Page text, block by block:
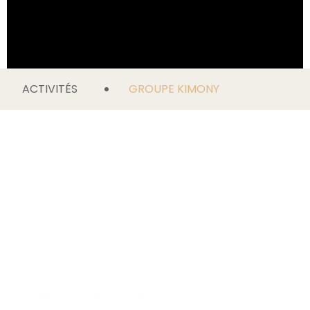
ACTIVITÉS GROUPE KIMONY